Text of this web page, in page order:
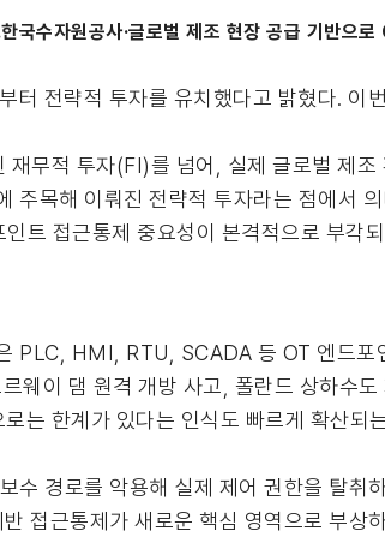
국수자원공사·글로벌 제조 현장 공급 기반으
터 전략적 투자를 유치했다고 밝혔다. 이
재무적 투자(FI)를 넘어, 실제 글로벌
주목해 이뤄진 전략적 투자라는 점에서
트 접근통제 중요성이 본격적으로 부각
PLC, HMI, RTU, SCADA 등 OT 엔드포
이 댐 원격 개방 사고, 폴란드 상하수
는 한계가 있다는 인식도 빠르게 확산되
수 경로를 악용해 실제 제어 권한을 탈취
접근통제가 새로운 핵심 영역으로 부상